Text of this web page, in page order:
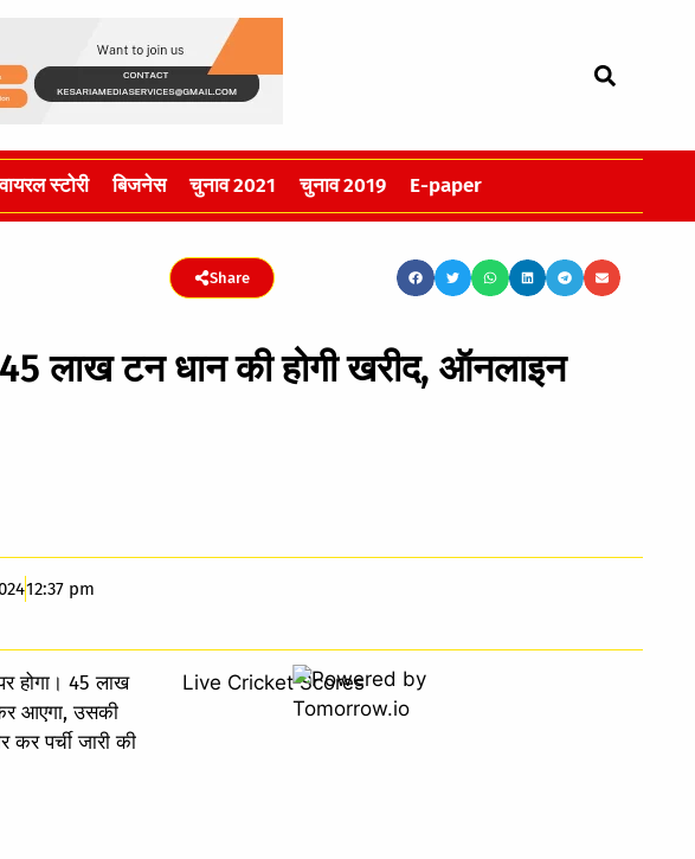
स्टोरी बिजनेस चुनाव 2021 चुनाव 2019 E-paper
Share
लाख टन धान की होगी खरीद, ऑनलाइन
12:37 pm
होगा। 45 लाख
आएगा, उसकी
पर्ची जारी की
Live Cricket Scores